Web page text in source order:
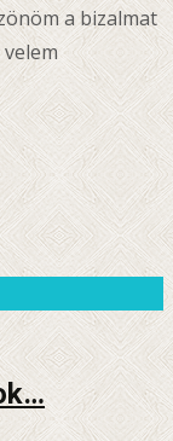
a bizalmat